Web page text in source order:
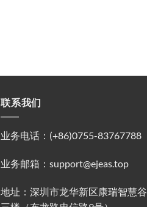
联系我们
业务电话：(+86)0755-83767788
业务邮箱：support@ejeas.top
地址：深圳市龙华新区康瑞智慧谷